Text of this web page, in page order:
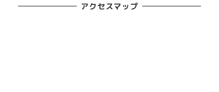
アクセスマップ